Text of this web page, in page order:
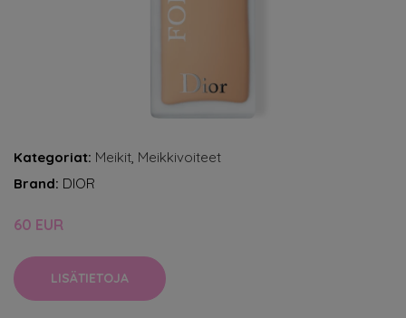
Kategoriat: Meikit, Meikkivoiteet
Brand: DIOR
60 EUR
LISÄTIETOJA